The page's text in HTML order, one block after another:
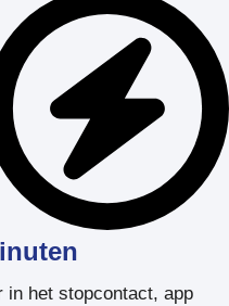
in het stopcontact, app